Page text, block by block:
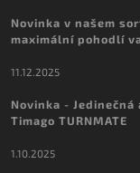
Novinka v našem
maximální pohodlí
11.12.2025
Novinka -
Timago TURNMATE
1.10.2025